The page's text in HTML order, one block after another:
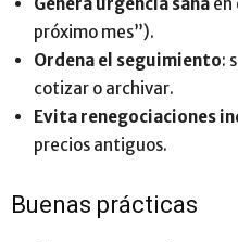
próximo mes”).
Ordena el seguimiento:
cotizar o archivar.
Evita renegociaciones
precios antiguos.
Buenas prácticas